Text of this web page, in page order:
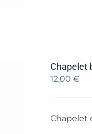
Chapelet
12,00 €
Chapelet